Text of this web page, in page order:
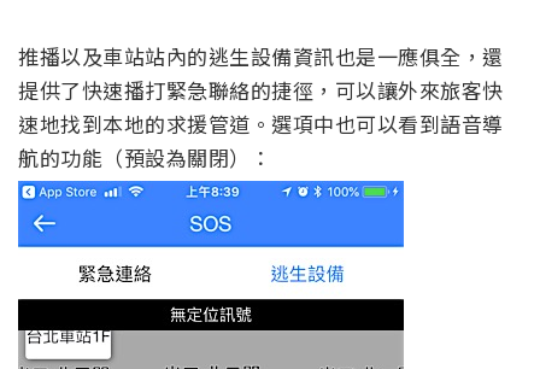
推播以及車站站內的逃生設備資訊也是一應俱全，還
提供了快速播打緊急聯絡的捷徑，可以讓外來旅客快
速地找到本地的求援管道。選項中也可以看到語音導
航的功能（預設為關閉）：